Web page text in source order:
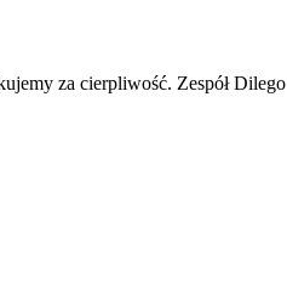
za cierpliwość. Zespół Dilego